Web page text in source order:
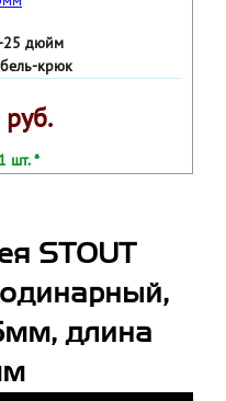
25 дюйм
крюк
руб.
шт. *
STOUT
длина